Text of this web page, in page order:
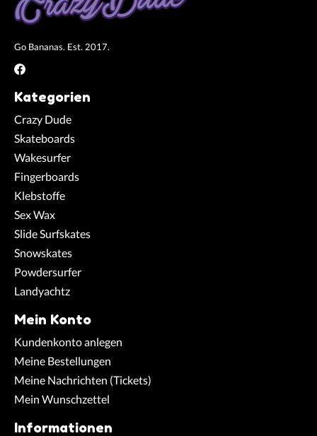
Go Bananas. Est. 2017.
Kategorien
Crazy Dude
Skateboards
Wakesurfer
Fingerboards
Klebstoffe
Sex Wax
Slide Surfskates
Snowskates
Powdersurfer
Landyachtz
Mein Konto
Kundenkonto anlegen
Meine Bestellungen
Meine Nachrichten (Tickets)
Mein Wunschzettel
Informationen